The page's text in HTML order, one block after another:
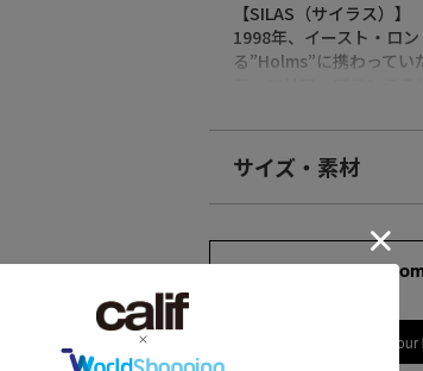
【SILAS（サイラス）】
1998年、イースト・ロ
る”Holms”に携わって
ア・マリア・プランテ
「イーストロンドンス
囲気を持つストリートウ
https://
【再入荷のお知らせ】
完売カラーは「再入荷」
再入荷時にメールまた
※LINEでの再入荷は、
※再入荷リクエストは
サイズ・素材
綿100%
171cm
Find out more on